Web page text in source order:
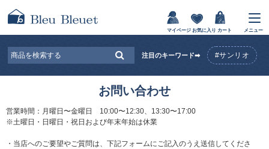
マイページ お気に入り カート メニュー
注目のキーワード➡ #サンリオ
お問い合わせ
営業時間：月曜日〜金曜日 10:00〜12:30、13:30〜17:00
※土曜日・日曜日・祝日および年末年始は休業
・当店へのご要望やご質問は、下記フォームにご記入のうえ送信してくださ